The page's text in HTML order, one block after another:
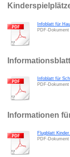
Infoblatt für
PDF-Dokument
Infoblatt für
PDF-Dokument
Informationen
Flugblatt
PDF-Dokument